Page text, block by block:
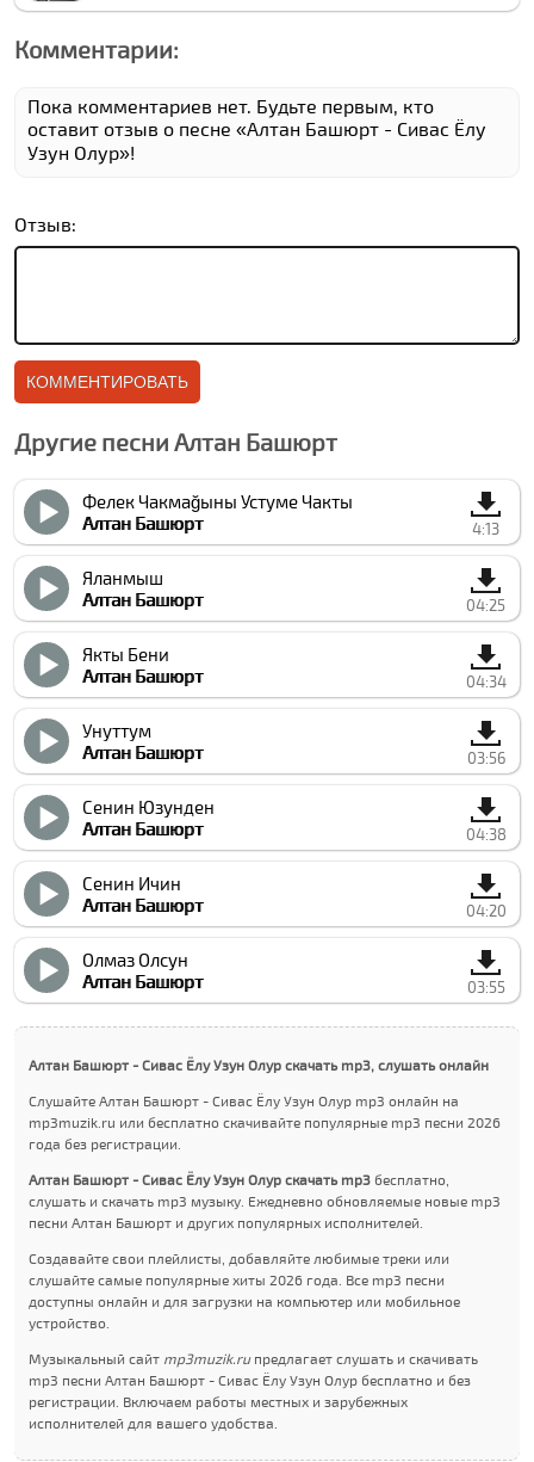
Комментарии:
Пока комментариев нет. Будьте первым, кто
оставит отзыв о песне «Алтан Башюрт - Сивас Ёлу
Узун Олур»!
Отзыв:
Другие песни Алтан Башюрт
Фелек Чакмаğыны Устуме Чакты
Алтан Башюрт
4:13
Яланмыш
Алтан Башюрт
04:25
Якты Бени
Алтан Башюрт
04:34
Унуттум
Алтан Башюрт
03:56
Сенин Юзунден
Алтан Башюрт
04:38
Сенин Ичин
Алтан Башюрт
04:20
Олмаз Олсун
Алтан Башюрт
03:55
Алтан Башюрт - Сивас Ёлу Узун Олур скачать mp3, слушать онлайн
Слушайте Алтан Башюрт - Сивас Ёлу Узун Олур mp3 онлайн на
mp3muzik.ru или бесплатно скачивайте популярные mp3 песни 2026
года без регистрации.
Алтан Башюрт - Сивас Ёлу Узун Олур скачать mp3 бесплатно,
слушать и скачать mp3 музыку. Ежедневно обновляемые новые mp3
песни Алтан Башюрт и других популярных исполнителей.
Создавайте свои плейлисты, добавляйте любимые треки или
слушайте самые популярные хиты 2026 года. Все mp3 песни
доступны онлайн и для загрузки на компьютер или мобильное
устройство.
Музыкальный сайт mp3muzik.ruпредлагает слушать и скачивать
mp3 песни Алтан Башюрт - Сивас Ёлу Узун Олур бесплатно и без
регистрации. Включаем работы местных и зарубежных
исполнителей для вашего удобства.